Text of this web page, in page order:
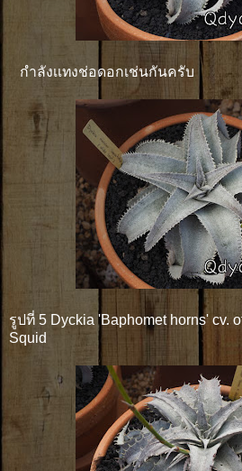
กำลังเเทงช่อดอกเช่นกันครับ
รูปที่ 5 Dyckia 'Baphomet horns' cv.
Squid